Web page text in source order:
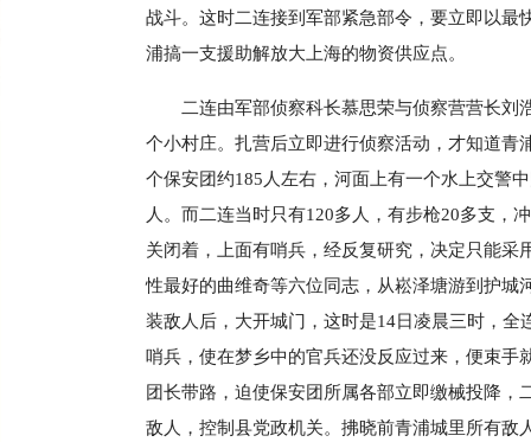
战斗。这时二连接到军部紧急部令，要立即以
浦搞一支援助解放大上海的物资供应点。
二连由军部侦察科长慕思荣与侦察营营长
个小村庄。扎营后立即进行侦察活动，才知道
个保安团约185人左右，河面上有一个水上交警
人。而二连当时只有120多人，有步枪20多支，
关闭着，上面有哨兵，经反复研究，决定只能
性最好的曲维奇等六位同志，从崧泽塘游到护
装敌人后，大开城门，这时是14日凌晨三时，
哨兵，使在梦乡中的官兵还没反应过来，便束
团长带路，迫使保安团所属各部立即缴械投降
敌人，控制县党政机关。拂晓前青浦城里所有